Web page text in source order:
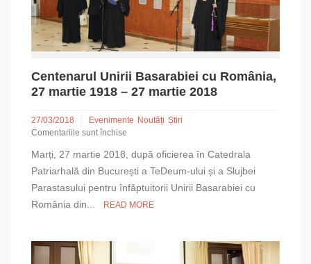
Centenarul Unirii Basarabiei cu România,
27 martie 1918 – 27 martie 2018
27/03/2018 Evenimente Noutăți Știri
Comentariile sunt închise
Centenarul
Unirii
Basarabiei
România,
1918
Marți, 27 martie 2018, după oficierea în Catedrala
Patriarhală din București a TeDeum-ului și a Slujbei
Parastasului pentru înfăptuitorii Unirii Basarabiei cu
România din...
READ MORE